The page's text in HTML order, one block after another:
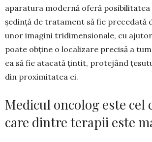
aparatura modernă oferă posibilitatea
ședință de tratament să fie precedată
unor imagini tridimensionale, cu
poate obține o localizare precisă a
ea să fie atacată țintit, protejând
din proximitatea ei.
Medicul oncolog este cel
care dintre terapii este